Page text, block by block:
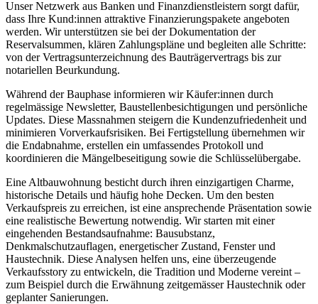
Unser Netzwerk aus Banken und Finanzdienstleistern sorgt dafür,
dass Ihre Kund:innen attraktive Finanzierungspakete angeboten
werden. Wir unterstützen sie bei der Dokumentation der
Reservalsummen, klären Zahlungspläne und begleiten alle Schritte:
von der Vertragsunterzeichnung des Bauträgervertrags bis zur
notariellen Beurkundung.
Während der Bauphase informieren wir Käufer:innen durch
regelmässige Newsletter, Baustellenbesichtigungen und persönliche
Updates. Diese Massnahmen steigern die Kundenzufriedenheit und
minimieren Vorverkaufsrisiken. Bei Fertigstellung übernehmen wir
die Endabnahme, erstellen ein umfassendes Protokoll und
koordinieren die Mängelbeseitigung sowie die Schlüsselübergabe.
Eine Altbauwohnung besticht durch ihren einzigartigen Charme,
historische Details und häufig hohe Decken. Um den besten
Verkaufspreis zu erreichen, ist eine ansprechende Präsentation sowie
eine realistische Bewertung notwendig. Wir starten mit einer
eingehenden Bestandsaufnahme: Bausubstanz,
Denkmalschutzauflagen, energetischer Zustand, Fenster und
Haustechnik. Diese Analysen helfen uns, eine überzeugende
Verkaufsstory zu entwickeln, die Tradition und Moderne vereint –
zum Beispiel durch die Erwähnung zeitgemässer Haustechnik oder
geplanter Sanierungen.